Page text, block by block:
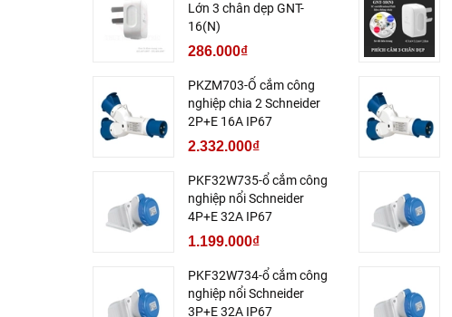
Lớn 3 chân dẹp GNT-
16(N)
286.000₫
PKZM703-Ổ cắm công
nghiệp chia 2 Schneider
2P+E 16A IP67
2.332.000₫
PKF32W735-ổ cắm công
nghiệp nổi Schneider
4P+E 32A IP67
1.199.000₫
PKF32W734-ổ cắm công
nghiệp nổi Schneider
3P+E 32A IP67